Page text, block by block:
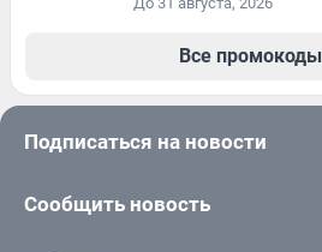
Все промокоды
Подписаться на новости
Сообщить новость